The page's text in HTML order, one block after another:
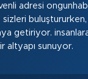
adresi
getiriyor.
altyapı sunuyor.